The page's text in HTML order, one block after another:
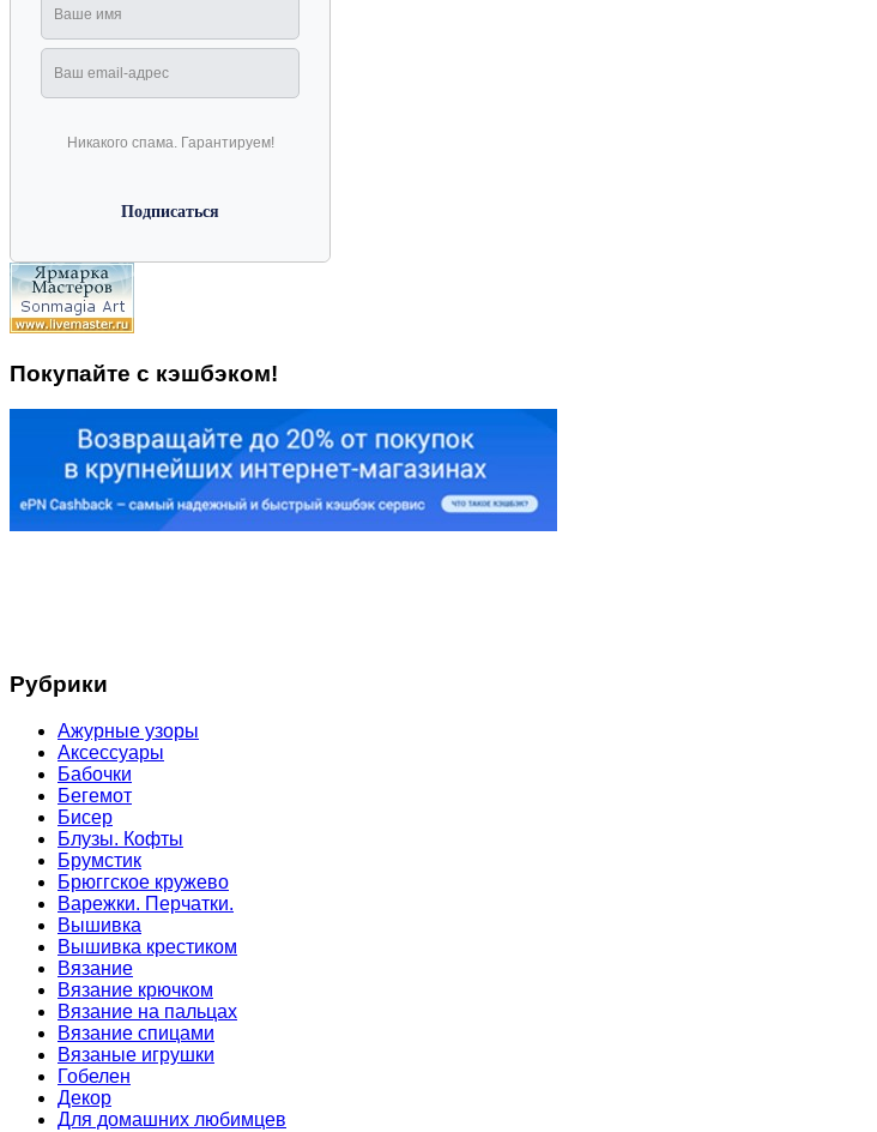
Никакого спама. Гарантируем!
Покупайте с кэшбэком!
Рубрики
Ажурные узоры
Аксессуары
Бабочки
Бегемот
Бисер
Блузы. Кофты
Брумстик
Брюггское кружево
Варежки. Перчатки.
Вышивка
Вышивка крестиком
Вязание
Вязание крючком
Вязание на пальцах
Вязание спицами
Вязаные игрушки
Гобелен
Декор
Для домашних любимцев